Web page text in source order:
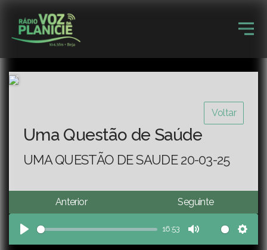
Voltar
Uma Questão de Saúde
UMA QUESTÃO DE SAUDE 20-03-25
Anterior Seguinte
Play
16:53
Mute